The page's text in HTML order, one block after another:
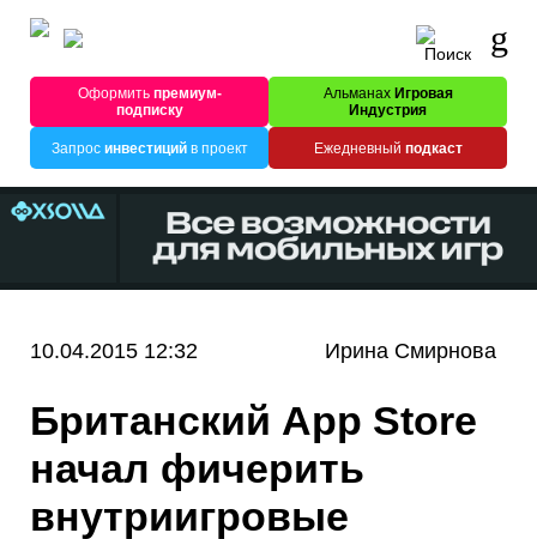
Оформитьпремиум-
подписку
Альманах Игровая
Индустрия
Запрос инвестицийв проект Ежедневный подкаст
10.04.2015 12:32 Ирина Смирнова
Британский App Store
начал фичерить
внутриигровые